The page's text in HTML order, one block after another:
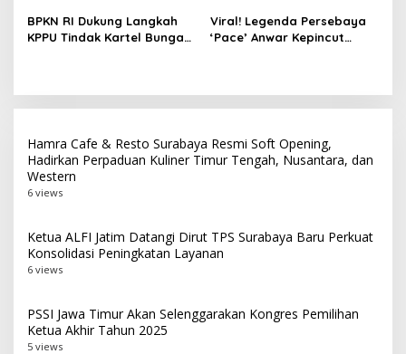
Tekanan
BPKN RI Dukung Langkah
KPPU Tindak Kartel Bunga
Viral! Legenda Persebaya
‘Pace’ Anwar Kepincut
Hamra Cafe & Resto Surabaya Resmi Soft Opening,
Hadirkan Perpaduan Kuliner Timur Tengah, Nusantara, dan
Western
6 views
Ketua ALFI Jatim Datangi Dirut TPS Surabaya Baru Perkuat
Konsolidasi Peningkatan Layanan
6 views
PSSI Jawa Timur Akan Selenggarakan Kongres Pemilihan
Ketua Akhir Tahun 2025
5 views